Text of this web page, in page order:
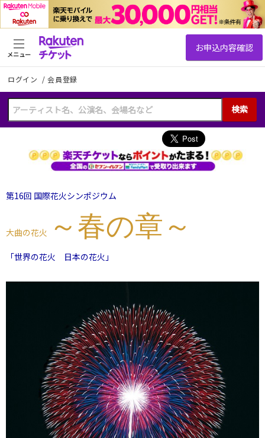
ログイン /会員登録
検索
メニュー
第16回 国際花火シンポジウム
大曲の花火 ～春の章～
「世界の花火 日本の花火」